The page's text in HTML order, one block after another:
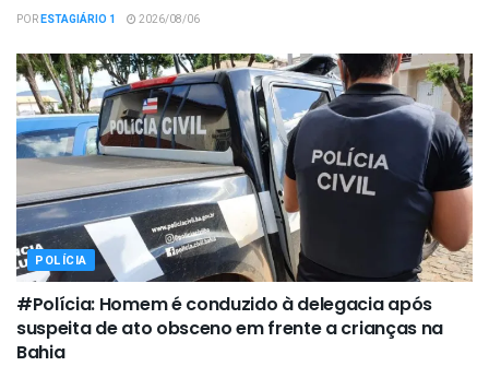
PORESTAGIÁRIO 1 2026/08/06
POLÍCIA
#Polícia: Homem é conduzido à delegacia após
suspeita de ato obsceno em frente a crianças na
Bahia